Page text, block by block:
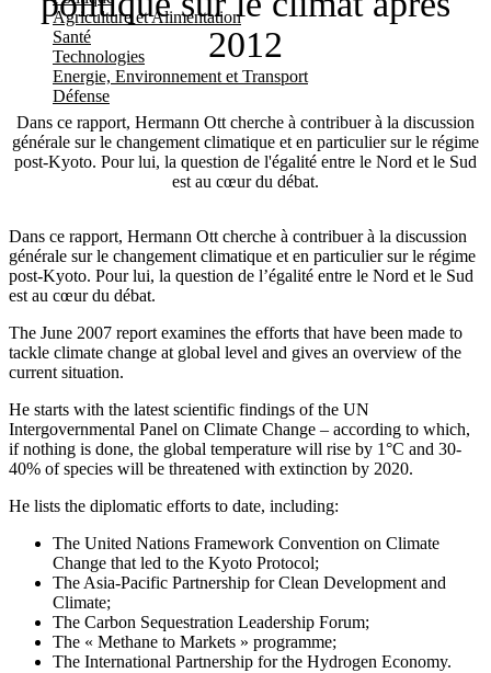
Agriculture et Alimentation
Santé
Technologies
Energie, Environnement et Transport
Défense
2012
Dans ce rapport, Hermann Ott cherche à contribuer à la discussion
générale sur le changement climatique et en particulier sur le régime
post-Kyoto. Pour lui, la question de l'égalité entre le Nord et le Sud
est au cœur du débat.
Dans ce rapport, Hermann Ott cherche à contribuer à la discussion
générale sur le changement climatique et en particulier sur le régime
post-Kyoto. Pour lui, la question de l’égalité entre le Nord et le Sud
est au cœur du débat.
The June 2007 report examines the efforts that have been made to
tackle climate change at global level and gives an overview of the
current situation.
He starts with the latest scientific findings of the UN
Intergovernmental Panel on Climate Change – according to which,
if nothing is done, the global temperature will rise by 1°C and 30-
40% of species will be threatened with extinction by 2020.
He lists the diplomatic efforts to date, including:
The United Nations Framework Convention on Climate
Change that led to the Kyoto Protocol;
The Asia-Pacific Partnership for Clean Development and
Climate;
The Carbon Sequestration Leadership Forum;
The « Methane to Markets » programme;
The International Partnership for the Hydrogen Economy.